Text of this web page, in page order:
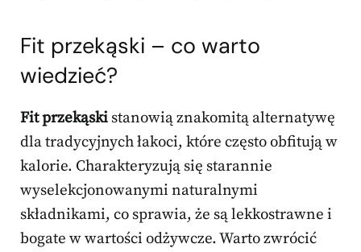
Fit przekąski – co warto
wiedzieć?
Fit przekąski stanowią znakomitą alternatywę
dla tradycyjnych łakoci, które często obfitują w
kalorie. Charakteryzują się starannie
wyselekcjonowanymi naturalnymi
składnikami, co sprawia, że są lekkostrawne i
bogate w wartości odżywcze. Warto zwrócić